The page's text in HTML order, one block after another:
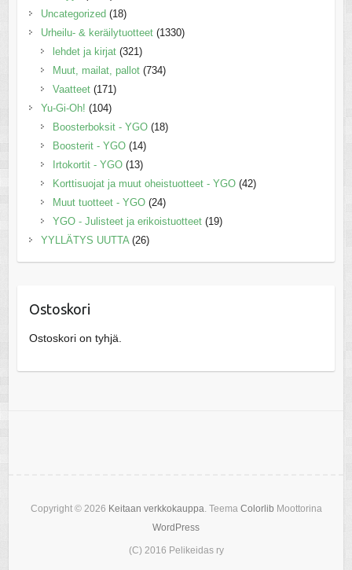
Uncategorized (18)
Urheilu- & keräilytuotteet (1330)
lehdet ja kirjat (321)
Muut, mailat, pallot (734)
Vaatteet (171)
Yu-Gi-Oh! (104)
Boosterboksit - YGO (18)
Boosterit - YGO (14)
Irtokortit - YGO (13)
Korttisuojat ja muut oheistuotteet - YGO (42)
Muut tuotteet - YGO (24)
YGO - Julisteet ja erikoistuotteet (19)
YYLLÄTYS UUTTA (26)
Ostoskori
Ostoskori on tyhjä.
Copyright © 2026 Keitaan verkkokauppa . Teema Colorlib Moottorina
WordPress
(C) 2016 Pelikeidas ry